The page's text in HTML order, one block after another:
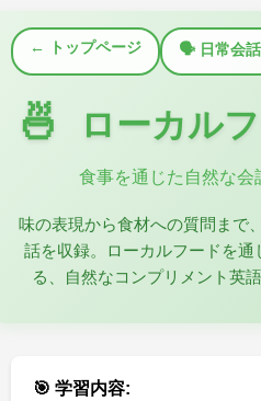
← トップページ 🗣️ 日常会
🍜 ローカル
食事を通じた自然な会
味の表現から食材への質問まで
話を収録。ローカルフードを
る、自然なコンプリメント英
🎯 学習内容: